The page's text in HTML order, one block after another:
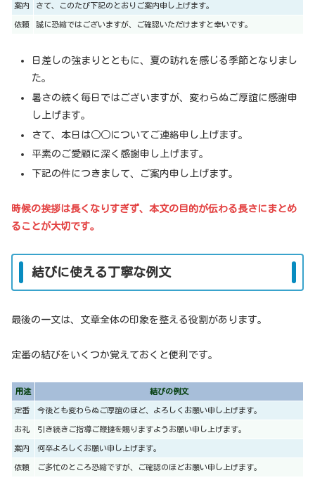
案内 さて、このたび下記のとおりご案内申し上げます。
依頼 誠に恐縮ではございますが、ご確認いただけますと幸いです。
日差しの強まりとともに、夏の訪れを感じる季節となりまし
た。
暑さの続く毎日ではございますが、変わらぬご厚誼に感謝申
し上げます。
さて、本日は○○についてご連絡申し上げます。
平素のご愛顧に深く感謝申し上げます。
下記の件につきまして、ご案内申し上げます。
時候の挨拶は長くなりすぎず、本文の目的が伝わる長さにまとめ
ることが大切です。
結びに使える丁寧な例文
最後の一文は、文章全体の印象を整える役割があります。
定番の結びをいくつか覚えておくと便利です。
用途 結びの例文
定番 今後とも変わらぬご厚誼のほど、よろしくお願い申し上げます。
お礼 引き続きご指導ご鞭撻を賜りますようお願い申し上げます。
案内 何卒よろしくお願い申し上げます。
依頼 ご多忙のところ恐縮ですが、ご確認のほどお願い申し上げます。